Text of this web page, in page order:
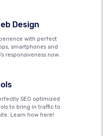
Design
with perfect
smartphones and
responsiveness now.
SEO optimized
to bring in traffic to
Learn how here!